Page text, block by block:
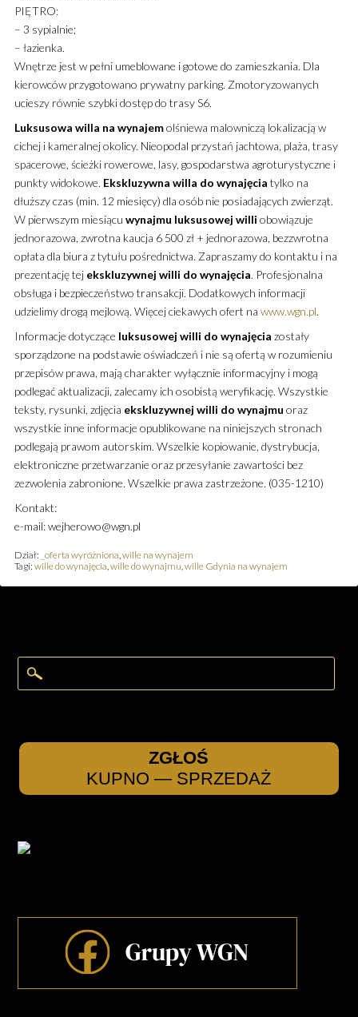
PIĘTRO:
– 3 sypialnie;
– łazienka.
Wnętrze jest w pełni umeblowane i gotowe do zamieszkania. Dla
kierowców przygotowano prywatny parking. Zmotoryzowanych
ucieszy równie szybki dostęp do trasy S6.
Luksusowa willa na wynajemolśniewa malowniczą lokalizacją w
cichej i kameralnej okolicy. Nieopodal przystań jachtowa, plaża, trasy
spacerowe, ścieżki rowerowe, lasy, gospodarstwa agroturystyczne i
punkty widokowe. Ekskluzywna willa do wynajęcia tylko na
dłuższy czas (min. 12 miesięcy) dla osób nie posiadających zwierząt.
W pierwszym miesiącu wynajmu luksusowej willi obowiązuje
jednorazowa, zwrotna kaucja 6 500 zł + jednorazowa, bezzwrotna
opłata dla biura z tytułu pośrednictwa. Zapraszamy do kontaktu i na
prezentację tej ekskluzywnej willi do wynajęcia. Profesjonalna
obsługa i bezpieczeństwo transakcji. Dodatkowych informacji
udzielimy drogą mejlową. Więcej ciekawych ofert na www.wgn.pl.
Informacje dotyczące luksusowej willi do wynajęcia zostały
sporządzone na podstawie oświadczeń i nie są ofertą w rozumieniu
przepisów prawa, mają charakter wyłącznie informacyjny i mogą
podlegać aktualizacji, zalecamy ich osobistą weryfikację. Wszystkie
teksty, rysunki, zdjęcia ekskluzywnej willi do wynajmu oraz
wszystkie inne informacje opublikowane na niniejszych stronach
podlegają prawom autorskim. Wszelkie kopiowanie, dystrybucja,
elektroniczne przetwarzanie oraz przesyłanie zawartości bez
zezwolenia zabronione. Wszelkie prawa zastrzeżone. (035-1210)
Kontakt:
e-mail: wejherowo@wgn.pl
Dział: _oferta wyróżniona wille na wynajem
Tagi: wille do wynajęcia wille do wynajmu wille Gdynia na wynajem
ZGŁOŚ
KUPNO — SPRZEDAŻ